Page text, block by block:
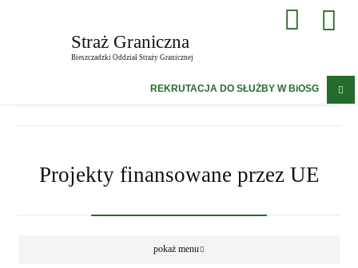
Straż Graniczna
Bieszczadzki Oddział Straży Granicznej
REKRUTACJA DO SŁUŻBY W BiOSG
Projekty finansowane przez UE
pokaż menu